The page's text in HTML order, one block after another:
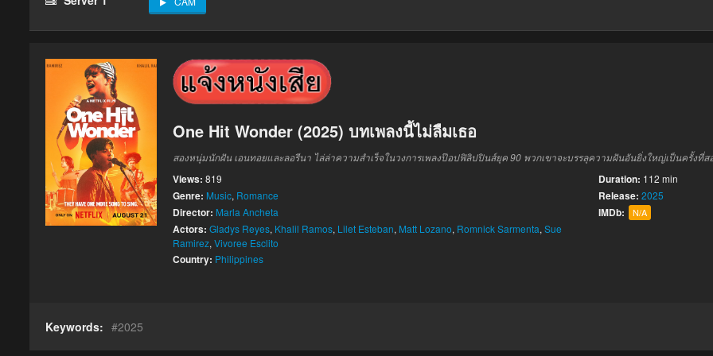
One Hit Wonder (2025) บทเพลงนี้ไม่ลืมเธอ
สองหนุ่มนักฝัน เอนทอยและลอรีนา ไล่ล่าความสำเร็จในวงการเพลงป๊อปฟิลิปปินส์ยุค 90 พวกเขาจะบรรลุความฝันอันยิ่งใหญ่เป็นครั้งที่ส
Views: 819
Genre: Music, Romance
Director: Marla Ancheta
Actors: Gladys Reyes, Khalil Ramos, Lilet Esteban, Matt Lozano, Romnick Sarmenta, Sue
Ramirez, Vivoree Esclito
Country: Philippines
Duration: 112 min
Release: 2025
IMDb: N/A
Keywords: 2025